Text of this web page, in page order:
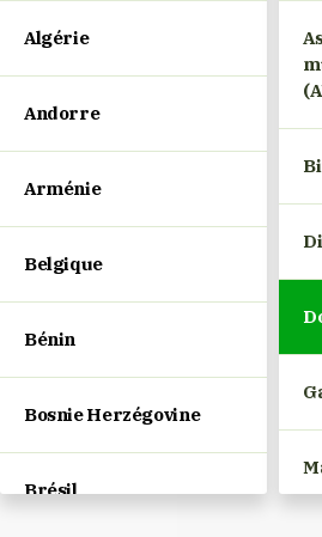
Algérie
Andorre
Arménie
Belgique
Bénin
Bosnie Herzégovine
Brésil